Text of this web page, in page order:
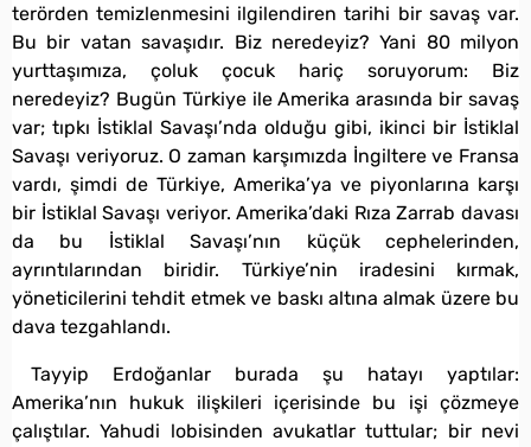
terörden temizlenmesini ilgilendiren tarihi bir savaş var.
Bu bir vatan savaşıdır. Biz neredeyiz? Yani 80 milyon
yurttaşımıza, çoluk çocuk hariç soruyorum: Biz
neredeyiz? Bugün Türkiye ile Amerika arasında bir savaş
var; tıpkı İstiklal Savaşı’nda olduğu gibi, ikinci bir İstiklal
Savaşı veriyoruz. O zaman karşımızda İngiltere ve Fransa
vardı, şimdi de Türkiye, Amerika’ya ve piyonlarına karşı
bir İstiklal Savaşı veriyor. Amerika’daki Rıza Zarrab davası
da bu İstiklal Savaşı’nın küçük cephelerinden,
ayrıntılarından biridir. Türkiye’nin iradesini kırmak,
yöneticilerini tehdit etmek ve baskı altına almak üzere bu
dava tezgahlandı.
Tayyip Erdoğanlar burada şu hatayı yaptılar:
Amerika’nın hukuk ilişkileri içerisinde bu işi çözmeye
çalıştılar. Yahudi lobisinden avukatlar tuttular; bir nevi